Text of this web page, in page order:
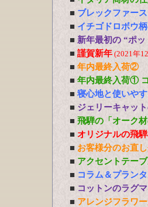
■ ブレックファー
■ イチゴドロボウ
■ 新年最初の “ポ
■ 謹賀新年 (2021年
■ 年内最終入荷②
■ 年内最終入荷①
■ 寝心地と使いや
■ ジェリーキャッ
■ 飛騨の「オーク
■ オリジナルの飛
■ お客様分のお直
■ アクセントテー
■ コラム＆プラン
■ コットンのラグ
■ アレンジフラワ